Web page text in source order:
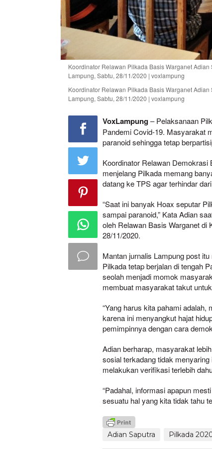
Koordinator Relawan Pilkada Basis Warganet
Lampung, Sabtu, 28/11/2020 | voxlampung
Koordinator Relawan Pilkada Basis Warganet
Lampung, Sabtu, 28/11/2020 | voxlampung
VoxLampung– Pelaksanaan
Pandemi Covid-19. Masyarakat
paranoid sehingga tetap
Koordinator Relawan Demokrasi
menjelang Pilkada memang
datang ke TPS agar terhindar
“Saat ini banyak Hoax seputar
sampai paranoid,” Kata Adian
oleh Relawan Basis Warganet di
28/11/2020.
Mantan jurnalis Lampung post
Pilkada tetap berjalan di tengah
seolah menjadi momok
membuat masyarakat takut
“Yang harus kita pahami
karena ini menyangkut hajat
pemimpinnya dengan cara
Adian berharap, masyarakat
sosial terkadang tidak
melakukan verifikasi terlebih
“Padahal, informasi apapun
sesuatu hal yang kita tidak tahu
Adian Saputra Pilkada